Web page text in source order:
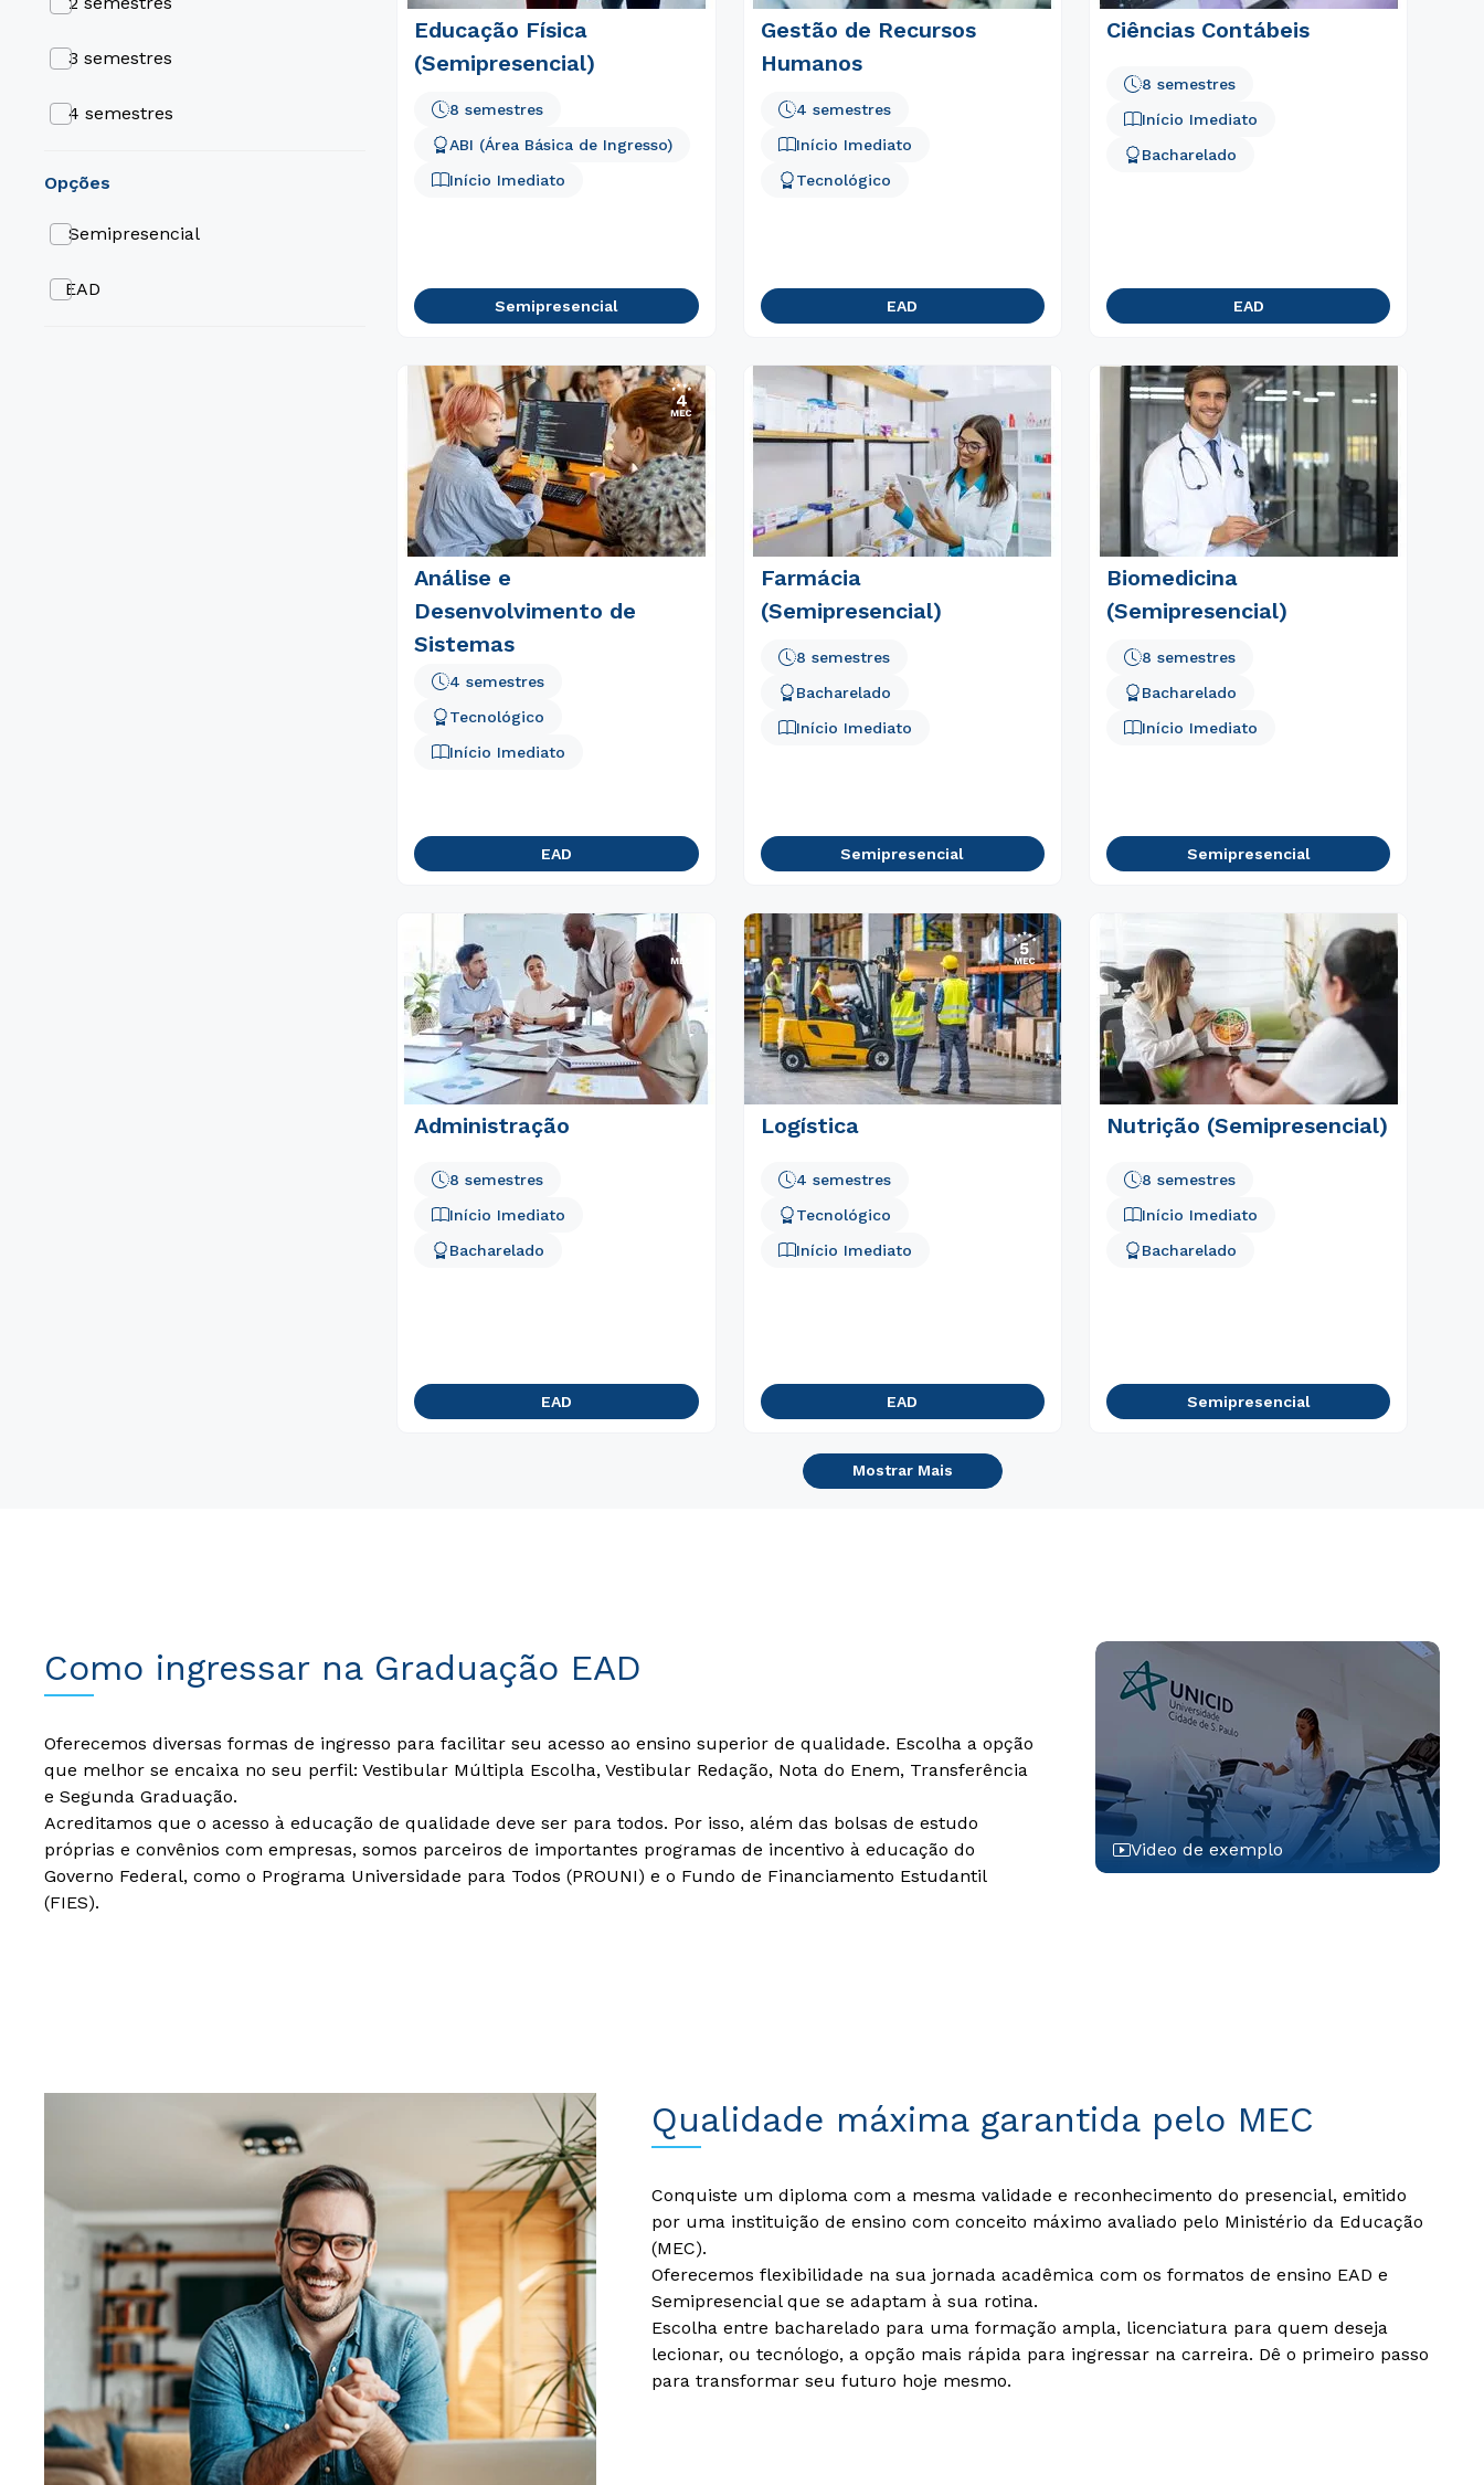
3 semestres
4 semestres
6 semestres
8 semestres
opções
Semipresencial
EAD
Educação Física
(Semipresencial)
ABI (Área Básica de Ingresso)
Início Imediato
8 semestres
Semipresencial
Gestão de Recursos
Humanos
Início Imediato
4 semestres
Tecnológico
EAD
Ciências Contábeis
Início Imediato
Bacharelado
8 semestres
EAD
Análise e
Desenvolvimento de
Sistemas
Tecnológico
4 semestres
Início Imediato
EAD
Farmácia
(Semipresencial)
8 semestres
Bacharelado
Início Imediato
Semipresencial
Biomedicina
(Semipresencial)
Bacharelado
8 semestres
Início Imediato
Semipresencial
Administração
Início Imediato
Bacharelado
8 semestres
EAD
Logística
4 semestres
Tecnológico
Início Imediato
EAD
Nutrição (Semipresencial)
Início Imediato
Bacharelado
8 semestres
Semipresencial
Mostrar Mais
Como ingressar na Graduação EAD
Video de exemplo
Oferecemos diversas formas de ingresso para facilitar seu acesso ao ensino superior de qualidade. Escolha a opção
que melhor se encaixa no seu perfil: Vestibular Múltipla Escolha, Vestibular Redação, Nota do Enem, Transferência
e Segunda Graduação.
Acreditamos que o acesso à educação de qualidade deve ser para todos. Por isso, além das bolsas de estudo
próprias e convênios com empresas, somos parceiros de importantes programas de incentivo à educação do
Governo Federal, como o Programa Universidade para Todos (PROUNI) e o Fundo de Financiamento Estudantil
(FIES).
Qualidade máxima garantida pelo MEC
Conquiste um diploma com a mesma validade e reconhecimento do presencial, emitido
por uma instituição de ensino com conceito máximo avaliado pelo Ministério da Educação
(MEC).
Oferecemos flexibilidade na sua jornada acadêmica com os formatos de ensino EAD e
Semipresencial que se adaptam à sua rotina.
Escolha entre bacharelado para uma formação ampla, licenciatura para quem deseja
lecionar, ou tecnólogo, a opção mais rápida para ingressar na carreira. Dê o primeiro passo
para transformar seu futuro hoje mesmo.
ou
Estou de acordo com a Política de Privacidade.e
autorizo que meus dados sejam utilizados para o